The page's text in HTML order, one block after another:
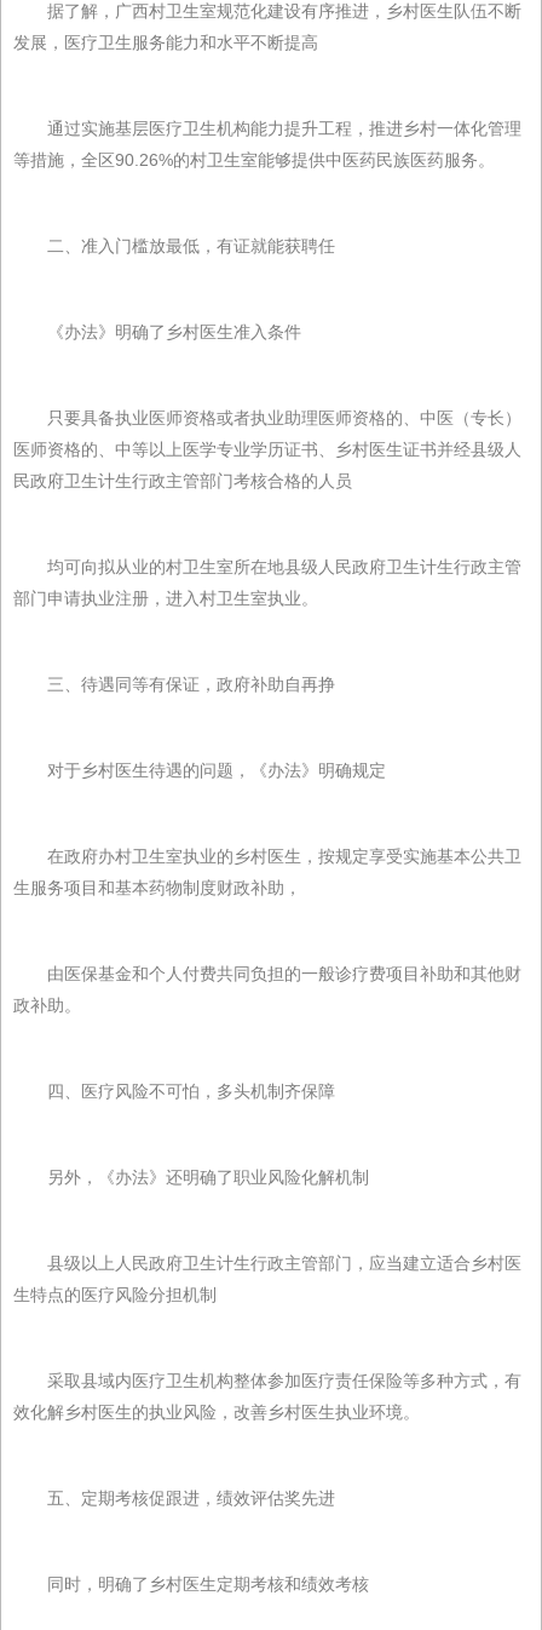
据了解，广西村卫生室规范化建设有序推进，乡村医生队伍不断
发展，医疗卫生服务能力和水平不断提高
通过实施基层医疗卫生机构能力提升工程，推进乡村一体化管理
等措施，全区90.26%的村卫生室能够提供中医药民族医药服务。
二、准入门槛放最低，有证就能获聘任
《办法》明确了乡村医生准入条件
只要具备执业医师资格或者执业助理医师资格的、中医（专长）
医师资格的、中等以上医学专业学历证书、乡村医生证书并经县级人
民政府卫生计生行政主管部门考核合格的人员
均可向拟从业的村卫生室所在地县级人民政府卫生计生行政主管
部门申请执业注册，进入村卫生室执业。
三、待遇同等有保证，政府补助自再挣
对于乡村医生待遇的问题，《办法》明确规定
在政府办村卫生室执业的乡村医生，按规定享受实施基本公共卫
生服务项目和基本药物制度财政补助，
由医保基金和个人付费共同负担的一般诊疗费项目补助和其他财
政补助。
四、医疗风险不可怕，多头机制齐保障
另外，《办法》还明确了职业风险化解机制
县级以上人民政府卫生计生行政主管部门，应当建立适合乡村医
生特点的医疗风险分担机制
采取县域内医疗卫生机构整体参加医疗责任保险等多种方式，有
效化解乡村医生的执业风险，改善乡村医生执业环境。
五、定期考核促跟进，绩效评估奖先进
同时，明确了乡村医生定期考核和绩效考核